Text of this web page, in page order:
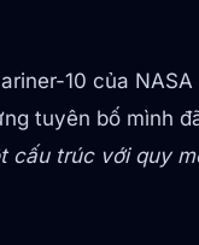
10 của
tuyên bố mình
cấu trúc với quy